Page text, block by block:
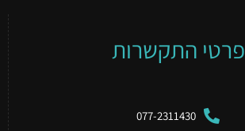
פרטי התקשרות
077-2311430